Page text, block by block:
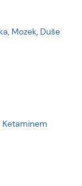
Mozek, Duše